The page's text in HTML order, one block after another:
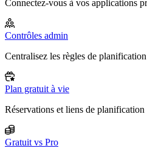
Connectez-vous à vos applications
Contrôles admin
Centralisez les règles de
Plan gratuit à vie
Réservations et liens de
Gratuit vs Pro